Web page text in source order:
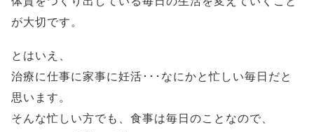
が大切です。
とはいえ、
治療に仕事に家事に妊活･･･なにかと忙しい毎日だと
思います。
そんな忙しい方でも、食事は毎日のことなので、